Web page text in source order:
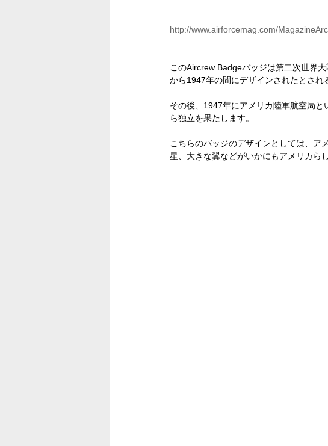
http://www.airforcemag.com/
このAircrew Badgeバッジは第二次世界
から1947年の間にデザインされたとされ
その後、1947年にアメリカ陸軍航空局
ら独立を果たします。
こちらのバッジのデザインとしては、ア
星、大きな翼などがいかにもアメリカら